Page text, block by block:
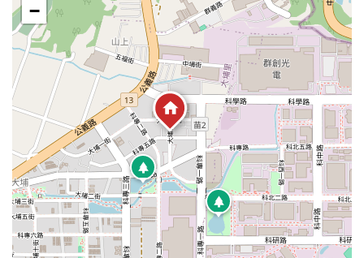
5~10樓 11~20樓
21樓以上
~ 樓
格局
不拘
1房
2房 3房
−